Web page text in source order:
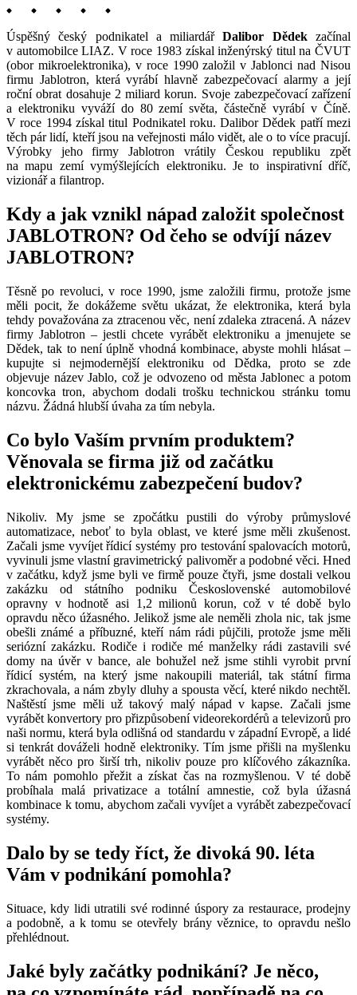
Úspěšný český podnikatel a miliardářDalibor Dědekzačínal
v automobilce LIAZ. V roce 1983 získal inženýrský titul na ČVUT
(obor mikroelektronika), v roce 1990 založil v Jablonci nad Nisou
firmu Jablotron, která vyrábí hlavně zabezpečovací alarmy a její
roční obrat dosahuje 2 miliard korun. Svoje zabezpečovací zařízení
a elektroniku vyváží do 80 zemí světa, částečně vyrábí v Číně.
V roce 1994 získal titul Podnikatel roku. Dalibor Dědek patří mezi
těch pár lidí, kteří jsou na veřejnosti málo vidět, ale o to více pracují.
Výrobky jeho firmy Jablotron vrátily Českou republiku zpět
na mapu zemí vymýšlejících elektroniku. Je to inspirativní dříč,
vizionář a filantrop.
Kdy a jak vznikl nápad založit společnost
JABLOTRON? Od čeho se odvíjí název
JABLOTRON?
Těsně po revoluci, v roce 1990, jsme založili firmu, protože jsme
měli pocit, že dokážeme světu ukázat, že elektronika, která byla
tehdy považována za ztracenou věc, není zdaleka ztracená. A název
firmy Jablotron – jestli chcete vyrábět elektroniku a jmenujete se
Dědek, tak to není úplně vhodná kombinace, abyste mohli hlásat –
kupujte si nejmodernější elektroniku od Dědka, proto se zde
objevuje název Jablo, což je odvozeno od města Jablonec a potom
koncovka tron, abychom dodali trošku technickou stránku tomu
názvu. Žádná hlubší úvaha za tím nebyla.
Co bylo Vaším prvním produktem?
Věnovala se firma již od začátku
elektronickému zabezpečení budov?
Nikoliv. My jsme se zpočátku pustili do výroby průmyslové
automatizace, neboť to byla oblast, ve které jsme měli zkušenost.
Začali jsme vyvíjet řídicí systémy pro testování spalovacích motorů,
vyvinuli jsme vlastní gravimetrický palivoměr a podobné věci. Hned
v začátku, když jsme byli ve firmě pouze čtyři, jsme dostali velkou
zakázku od státního podniku Československé automobilové
opravny v hodnotě asi 1,2 milionů korun, což v té době bylo
opravdu něco úžasného. Jelikož jsme ale neměli zhola nic, tak jsme
obešli známé a příbuzné, kteří nám rádi půjčili, protože jsme měli
seriózní zakázku. Rodiče i rodiče mé manželky rádi zastavili své
domy na úvěr v bance, ale bohužel než jsme stihli vyrobit první
řídicí systém, na který jsme nakoupili materiál, tak státní firma
zkrachovala, a nám zbyly dluhy a spousta věcí, které nikdo nechtěl.
Naštěstí jsme měli už takový malý nápad v kapse. Začali jsme
vyrábět konvertory pro přizpůsobení videorekordérů a televizorů pro
naši normu, která byla odlišná od standardu v západní Evropě, a lidé
si tenkrát dováželi hodně elektroniky. Tím jsme přišli na myšlenku
vyrábět něco pro širší trh, nikoliv pouze pro klíčového zákazníka.
To nám pomohlo přežit a získat čas na rozmyšlenou. V té době
probíhala malá privatizace a totální amnestie, což byla úžasná
kombinace k tomu, abychom začali vyvíjet a vyrábět zabezpečovací
systémy.
Dalo by se tedy říct, že divoká 90. léta
Vám v podnikání pomohla?
Situace, kdy lidi utratili své rodinné úspory za restaurace, prodejny
a podobně, a k tomu se otevřely brány věznice, to opravdu nešlo
přehlédnout.
Jaké byly začátky podnikání? Je něco,